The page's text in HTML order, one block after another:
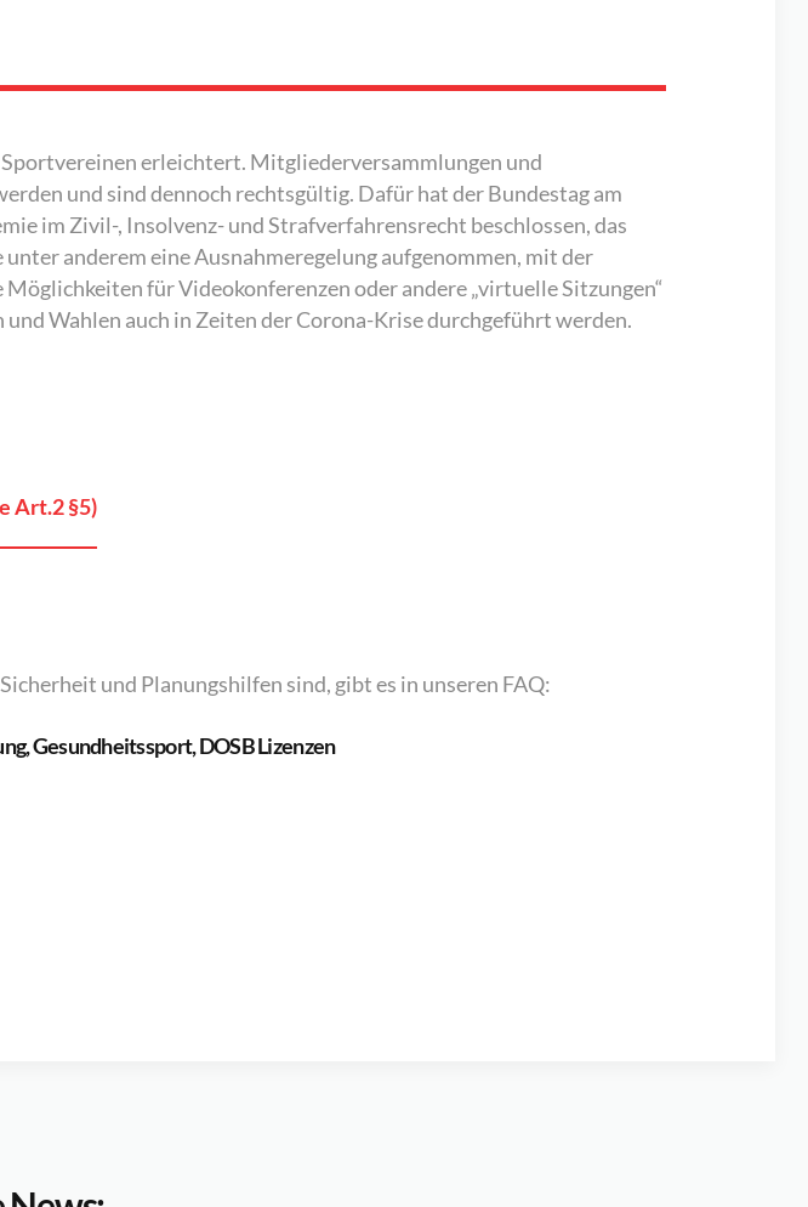
erleichtert. Mitgliederversammlungen und
und sind dennoch rechtsgültig. Dafür hat der Bundestag am
im Zivil-, Insolvenz- und Strafverfahrensrecht beschlossen, das
anderem eine Ausnahmeregelung aufgenommen, mit der
für Videokonferenzen oder andere „virtuelle Sitzungen“
Wahlen auch in Zeiten der Corona-Krise durchgeführt werden.
Art.2 §5)
und Planungshilfen sind, gibt es in unseren FAQ:
Gesundheitssport, DOSB Lizenzen